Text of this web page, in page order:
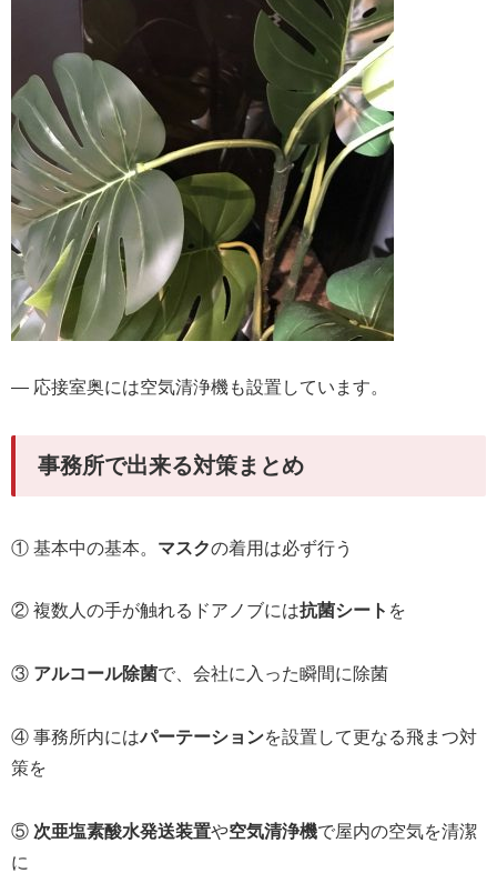
― 応接室奥には空気清浄機も設置しています。
事務所で出来る対策まとめ
① 基本中の基本。 マスクの着用は必ず行う
② 複数人の手が触れるドアノブには抗菌シート を
③ アルコール除菌で、会社に入った瞬間に除菌
④ 事務所内にはパーテーションを設置して更なる飛まつ対
策を
⑤ 次亜塩素酸水発送装置や空気清浄機で屋内の空気を清潔
に